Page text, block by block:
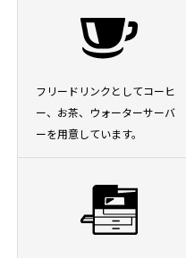
フリードリンクとしてコーヒ
ー、お茶、ウォーターサーバ
ーを用意しています。